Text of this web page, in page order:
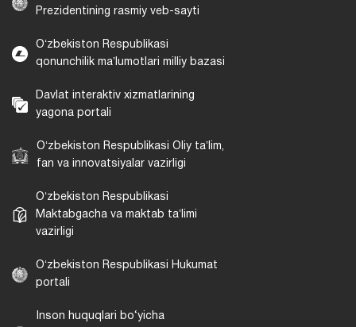
Prezidentining rasmiy veb-sayti
Oʻzbekiston Respublikasi
qonunchilik maʼlumotlari milliy bazasi
Davlat interaktiv xizmatlarining
yagona portali
Oʻzbekiston Respublikasi Oliy taʼlim,
fan va innovatsiyalar vazirligi
Oʻzbekiston Respublikasi
Maktabgacha va maktab taʼlimi
vazirligi
Oʻzbekiston Respublikasi Hukumat
portali
Inson huquqlari bo‘yicha